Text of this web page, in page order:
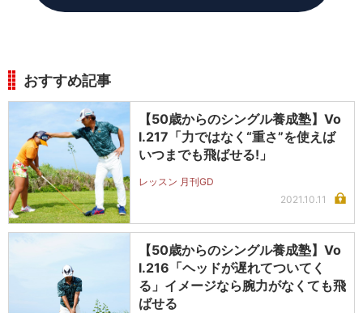
おすすめ記事
【50歳からのシングル養成塾】Vo
l.217「力ではなく“重さ”を使えば
いつまでも飛ばせる!」
レッスン 月刊GD
2021.10.11
【50歳からのシングル養成塾】Vo
l.216「ヘッドが遅れてついてく
る」イメージなら腕力がなくても飛
ばせる